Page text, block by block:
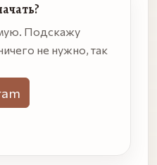
Подскажу
не нужно, так